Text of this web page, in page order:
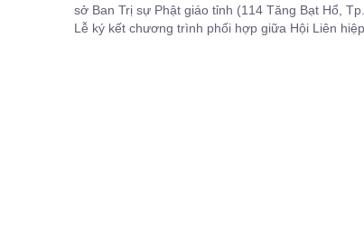
sở Ban Trị sự Phật giáo tỉnh (114 Tăng Bạt Hổ,
Lễ ký kết chương trình phối hợp giữa Hội Liên hiệp